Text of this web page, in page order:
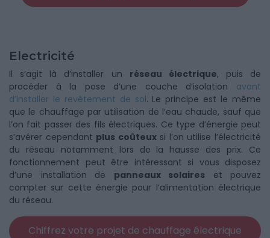
Electricité
Il s’agit là d’installer un réseau électrique, puis de
procéder à la pose d’une couche d’isolation avant
d’installer le revêtement de sol. Le principe est le même
que le chauffage par utilisation de l’eau chaude, sauf que
l’on fait passer des fils électriques. Ce type d’énergie peut
s’avérer cependant plus coûteuxsi l’on utilise l’électricité
du réseau notamment lors de la hausse des prix. Ce
fonctionnement peut être intéressant si vous disposez
d’une installation de panneaux solaires et pouvez
compter sur cette énergie pour l’alimentation électrique
du réseau.
Chiffrez votre projet de chauffage électrique